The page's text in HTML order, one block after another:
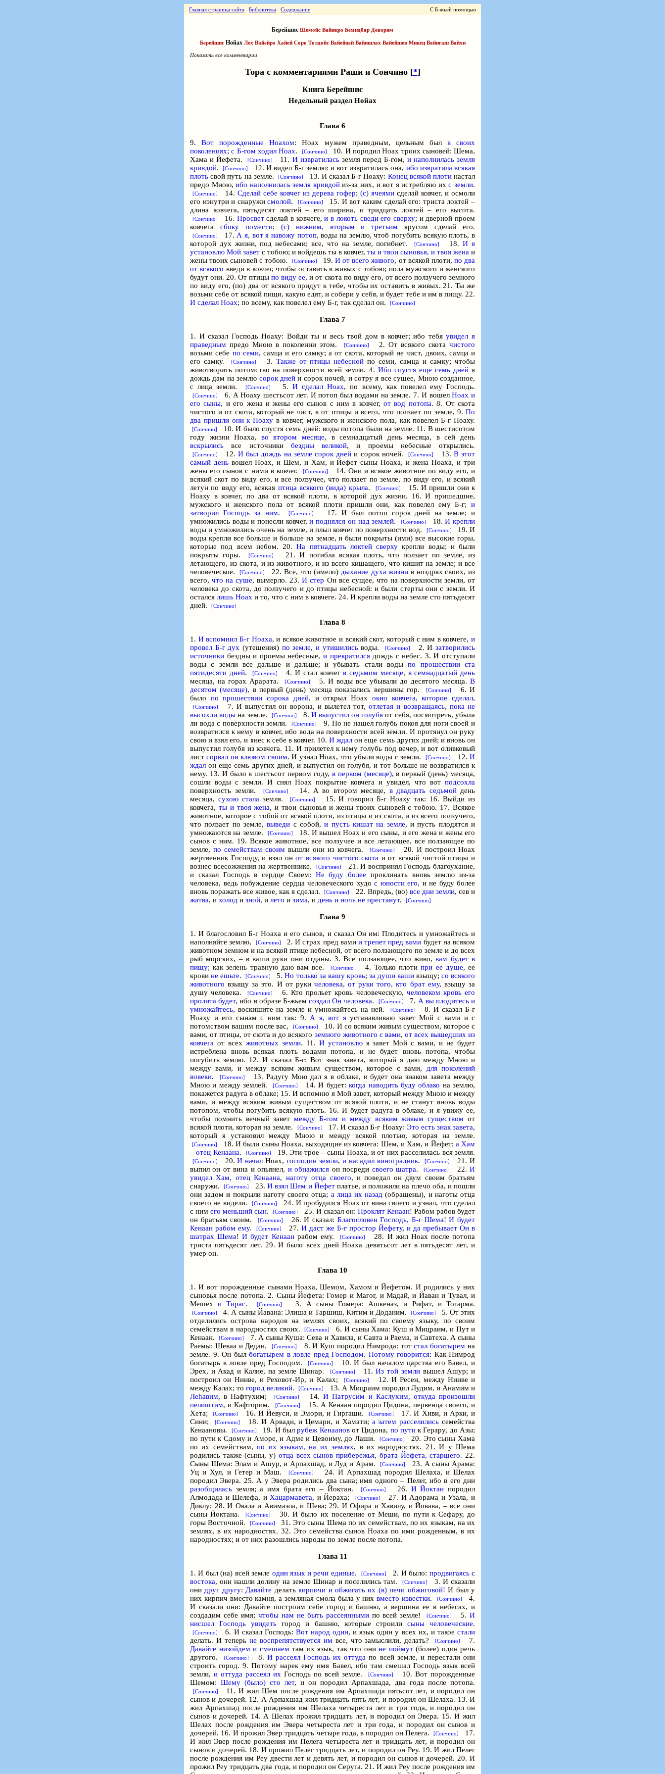
Главная страница сайта Библиотека Содержание С Б-жьей помощью
Берейшис Шемойс Вайикро Бемидбар Деворим
Берейшис Нойах Лех Вайейро Хайей Соро Толдойс Вайейцей Вайишлах Вайейшев Микец Вайигаш Вайхи
Показать все комментарии
Тора с комментариями Раши и Сончино [*]
Книга Берейшис
Недельный раздел Нойах
Глава 6
9.Вот порожденные Ноахом: Hoax мужем праведным, цельным был в своих
поколениях;с Б-гом ходил Hoax. [Сончино]
10. И породил Hoax троих сыновей: Шема,
Хама и Йефета.[Сончино] 11. И извратилась земля перед Б-гом, и наполнилась земля
кривдой.[Сончино] 12. И видел Б-гземлю: и вот извратилась она, ибо извратила всякая
плоть свой путь на земле.[Сончино] 13. И сказалБ-г Ноаху: Конец всякой плоти настал
предо Мною,ибо наполнилась земля кривдой из-за них, и вот я истребляю ихс земли.
[Сончино] 14. Сделай себе ковчег из дерева гофер; (с) ячеями сделай ковчег, и осмоли
его изнутри и снаружисмолой. [Сончино]
15. И вот каким сделай его: триста локтей –
длина ковчега, пятьдесят локтей – его ширина, и тридцать локтей – его высота.
[Сончино] 16. Просвет сделай в ковчеге,и в локоть сведи его сверху; и дверной проем
ковчега сбоку помести; (с) нижним, вторым и третьим ярусом сделай его.
[Сончино] 17. А я, вот я навожу потоп, воды на землю, чтоб погубить всякую плоть, в
которой дух жизни, под небесами; все, что на земле, погибнет.
[Сончино] 18.И я
установлю Мой завет с тобою; и войдешь ты в ковчег, ты и твои сыновья, и твоя жена и
жены твоих сыновей с тобою.
[Сончино] 19.И от всего живого, от всякой плоти, по два
от всякого введи в ковчег, чтобы оставить в живых с тобою; пола мужского и женского
будут они. 20. Oт птицы по виду ее, и от скота по виду его, от всего ползучего земного
по виду его, (по) два от всякого придут к тебе, чтобы их оставить в живых. 21. Ты же
возьми себе от всякой пищи, какую едят, и собери у себя, и будет тебе и им в пищу. 22.
И сделал Hoax; по всему, как повелел ему Б-г, так сделал он. [Сончино]
Глава 7
1. И сказал Господь Ноаху: Войди ты и весь твой дом в ковчег; ибо тебяувидел я
праведным предо Мною в поколении этом. [Сончино] 2. От всякого скотачистого
возьми себе по семи, самца и его самку; а от скота, который не чист, двоих, самца и
его самку.
[Сончино] 3. Также от птицы небесной по семи, самца и самку; чтобы
животворить потомство на поверхности всей земли. 4. Ибо спустя еще семь дней я
дождь дам на землю сорок дней и сорок ночей, и сотру я все сущее, Мною созданное,
с лица земли.
[Сончино] 5. И сделал Hoax, по всему, как повелел ему Господь.
[Сончино] 6. А Ноаху шестьсот лет. И потоп был водами на земле. 7. И вошелHoax и
его сыны, и его жена и жены его сынов с ним в ковчег,от вод потопа. 8. От скота
чистого и от скота, который не чист, в от птицы и всего, что ползает по земле, 9. По
два пришли они к Ноаху в ковчег, мужского и женского пола, как повелелБ-г Ноаху.
[Сончино]
10. И было спустя семь дней: воды потопа были на земле. 11. В шестисотом
году жизни Ноаха, во втором месяце, в семнадцатый день месяца, в сей день
вскрылись
все источники бездны великой, и проемы небесные открылись.
[Сончино] 12. И был дождь на земле сорок дней и сорок ночей.[Сончино] 13. В этот
самый день вошел Hoax, и Шем, и Хам, и Йефет сыны Ноаха, и жена Ноаха, и три
жены его сынов с ними в ковчег.[Сончино]
14. Они и всякое животное по виду его, и
всякий скот по виду его, и все ползучее, что ползает по земле, по виду его, и всякий
летун по виду его, всякая птица всякого (вида) крыла. [Сончино]
15. И пришли они к
Ноаху в ковчег, по два от всякой плоти, в которой дух жизни. 16. И пришедшие,
мужского и женского пола от всякой плоти пришли они, как повелел емуБ-г;и
затворил Господь за ним.[Сончино]
17. И был потоп сорок дней на земле; и
умножились воды и понесли ковчег,и поднялся он над землей. [Сончино] 18.И крепли
воды и умножились очень на земле, и плыл ковчег по поверхности вод.
[Сончино]
19. И
воды крепли все больше и больше на земле, и были покрыты (ими) все высокие горы,
которые под всем небом. 20.На пятнадцать локтей сверху крепли воды; и были
покрыты горы.[Сончино]
21. И погибла всякая плоть, что ползает по земле, из
летающего, из скота, и из животного, и из всего кишащего, что кишит на земле; и все
человеческое.[Сончино] 22. Все, что (имело) дыхание духа жизни в ноздрях своих, из
всего,что на суше, вымерло. 23.И стер Он все сущее, что на поверхности земли, от
человека до скота, до ползучего и до птицы небесной: и были стерты они с земли. И
остался лишь Hoax и то, что с ним в ковчеге. 24. И крепли воды на земле сто пятьдесят
дней.
[Сончино]
Глава 8
1. И вспомнил Б-г Ноаха, и всякое животное и всякий скот, который с ним в ковчеге, и
провел Б-гдух (утешения) по земле,и утишились воды. [Сончино] 2. Изатворились
источники бездны и проемы небесные, и прекратился дождь с небес. 3. И отступали
воды с земли все дальше и дальше; и убывать стали водыпо прошествии ста
пятидесяти дней.[Сончино] 4. И стал ковчегв седьмом месяце, в семнадцатый день
месяца, на горах Арарата.
[Сончино] 5. И воды все убывали до десятого месяца. В
десятом (месяце), в первый (день) месяца показались вершины гор. [Сончино]
6. И
было по прошествии сорока дней, и открыл Hoax окно ковчега, которое сделал,
[Сончино] 7. И выпустил он ворона, и вылетел тот,отлетая и возвращаясь, пока не
высохли воды на земле. [Сончино] 8. И выпустил он голубя от себя, посмотреть, убыла
ли вода с поверхности земли.[Сончино]
9. Но не нашел голубь покоя для ноги своей и
возвратился к нему в ковчег, ибо вода на поверхности всей земли. И протянул он руку
свою и взял его, и внес к себе в ковчег. 10.И ждал он еще семь других дней; и вновь он
выпустил голубя из ковчега. 11. И прилетел к нему голубь под вечер, и вот оливковый
листсорвал он клювом своим. И узнал Hoax, что убыли воды с земли.[Сончино] 12.И
ждал он еще семь других дней, и выпустил он голубя, и тот больше не возвратился к
нему. 13. И было в шестьсот первом году, в первом (месяце), в первый (день) месяца,
сошли воды с земли. И снял Hoax покрытие ковчега и увидел, что вот подсохла
поверхность земли.
[Сончино] 14. А во втором месяце, в двадцать седьмой день
месяца, сухою стала земля. [Сончино] 15. И говорилБ-г Ноаху так: 16. Выйди из
ковчега, ты и твоя жена, и твои сыновья и жены твоих сыновей с тобою. 17. Всякое
животное, которое с тобой от всякой плоти, из птицы и из скота, и из всего ползучего,
что ползает по земле,выведи с собой,и пусть кишат на земле, и пусть плодятся и
умножаются на земле.
[Сончино]
18. И вышел Hoax и его сыны, и его жена и жены его
сынов с ним. 19. Всякое животное, все ползучее и все летающее, все ползающее по
земле,по семействам своим вышли они из ковчега. [Сончино]
20. И построил Hoax
жертвенник Господу, и взял онот всякого чистого скота и от всякой чистой птицы и
вознес всесожжения на жертвеннике.
[Сончино]
21. И воспринял Господь благоухание,
и сказал Господь в сердце Своем: Не буду более
проклинать вновь землю из-за
человека, ведь побуждение сердца человеческого худо с юности его, и не буду более
вновь поражать все живое, как я сделал.[Сончино] 22. Впредь, (во) все дни земли, сев и
жатва, и холод и зной, и лето и зима, и день и ночь не престанут. [Сончино]
Глава 9
1. И благословилБ-г Ноаха и его сынов, и сказал Он им: Плодитесь и умножайтесь и
наполняйте землю,
[Сончино] 2. И страх пред вами и трепет пред вами будет на всяком
животном земном и на всякой птице небесной, от всего ползающего по земле и до всех
рыб морских, – в ваши руки они отданы. 3. Все ползающее, что живо,вам будет в
пищу; как зелень травную даю вам все. [Сончино] 4. Только плотипри ее душе, ее
кровине ешьте.[Сончино] 5.Но только за вашу кровь; за души ваши взыщу;со всякого
животного взыщу за этo. И от руки человека,от руки того, кто брат ему, взыщу за
душу человека.[Сончино] 6. Кто прольет кровь человеческую, человеком кровь его
пролита будет, ибо в образе Б-жьемсоздал Он человека. [Сончино] 7. А вы плодитесь и
умножайтесь, воскишите на земле и умножайтесь на ней. [Сончино] 8. И сказал Б-г
Ноаху и его сынам с ним так: 9. А я, вот я устанавливаю завет Мой с вами и с
потомством вашим после вас,
[Сончино]
10. И со всяким живым существом, которое с
вами, от птицы, от скота и до всякого земного животного с вами, от всех вышедших из
ковчега от всех животных земли. 11. И установлю я завет Мой с вами, и не будет
истреблена вновь всякая плоть водами потопа, и не будет вновь потопа, чтобы
погубить землю. 12. И сказал Б-г: Вот знак завета, который я даю между Мною и
между вами, и между всяким живым существом, которое с вами, для поколений
вовеки. [Сончино]
13. Радугу Мою дал я в облаке, и будет она знаком завета между
Мною и между землей.
[Сончино] 14. И будет:когда наводить буду облако на землю,
покажется радуга в облаке; 15. И вспомню я Мой завет, который между Мною и между
вами, и между всяким живым существом от всякой плоти, и не станут вновь воды
потопом, чтобы погубить всякую плоть. 16. И будет радуга в облаке, и я увижу ее,
чтобы помнить вечный заветмеждуБ-гом и между всяким живым существом от
всякой плоти, которая на земле.
[Сончино] 17. И сказалБ-г Ноаху: Это есть знак завета,
который я установил между Мною и между всякой плотью, которая на земле.
[Сончино] 18. И были сыны Ноаха, выходящие из ковчега: Шем, и Хам, и Йефет; а Хам
– отец Кенаана. [Сончино] 19. Эти трое – сыны Ноаха, и от них расселилась вся земля.
[Сончино] 20.И начал Hoax,господин земли, и насадил виноградник.[Сончино]
21. И
выпил он от вина и опьянел, и обнажился он посреди своего шатра.[Сончино] 22.И
увидел Хам, отец Кенаана, наготу отца своего, и поведал он двум своим братьям
снаружи.[Сончино] 23.И взял Шем и Йефет платье, и положили на плечо оба, и пошли
они задом и покрыли наготу своего отца; а лица их назад (обращены), и наготы отца
своего не видели.
[Сончино]
24. И пробудился Hoax от вина своего и узнал, что сделал
с нимего меньший сын.[Сончино] 25. И сказал он: Проклят Кенаан! Рабом рабов будет
он братьям своим.
[Сончино] 26. И сказал: Благословен Господь,Б-г Шема!И будет
Кенаан рабом ему. [Сончино] 27. И даст же Б-г простор Йефету, и да пребывает Он в
шатрах Шема!И будет Кенаан рабом ему. [Сончино]
28. И жил Hoax после потопа
триста пятьдесят лет. 29. И было всех дней Ноаха девятьсот лет в пятьдесят лет, и
умер он.
Глава 10
1. И вот порожденные сынами Ноаха, Шемом, Хамом и Йефетом. И родились у них
сыновья после потопа. 2. Сыны Йефета: Гомер и Магог, и Мадай, и Йаван и Тувал, и
Мешехи Тирас. [Сончино] 3. А сыны Гомера: Ашкеназ, и Рифат, и Тогарма.
[Сончино] 4. А сыны Йавана: Элиша и Таршиш, Китим и Доданим. [Сончино]
5. От этих
отделились острова народов на землях своих, всякий по своему языку, по своим
семействам в народностях своих.[Сончино]
6. И сыны Хама: Куш и Мицраим, и Пут и
Кенаан.[Сончино]
7. А сыны Куша: Сева и Хавила, и Савта и Раема, и Савтеха. А сыны
Раемы: Шеваa и Дедан.[Сончино] 8. И Куш породил Нимрода: тотстал богатырем на
земле. 9. Он был богатырем в ловле пред Господом. Потому говорится: Как Нимрод
богатырь в лoвле пред Господом.
[Сончино]
10. И был началом царства его Бавел, и
Эрех, и Акад и Калне, на земле Шинар.
[Сончино] 11.Из той земли вышел Ашур; и
построил он Нинве, и Реховот-Ир, и Калах;
[Сончино]
12. И Ресен, между Нинве и
между Калах; тогород великий.[Сончино]
13. А Мицраим породил Лудим, и Анамим и
Леhавим, в Нафтухим; [Сончино] 14.И Патрусим и Каслухим, откуда произошли
пелиштим, и Кафторим. [Сончино]
15. А Кенаан породил Цидона, первенца своего, и
Хета;[Сончино] 16. И Йевуси, и Эмори, и Гиргаши. [Сончино]
17. И Хиви, и Арки, и
Сини;
[Сончино] 18. И Арвади, и Цемари, и Хамати; а затем расселились семейства
Кенаановы.
[Сончино] 19. И былрубеж Кенаанов от Цидона, по пути к Геpapy, до Азы;
по пути к Сдому и Аморе, и Адме и Цевоиму, до Лаши.
[Сончино]
20. Это сыны Хама
по их семействам,по их языкам, на их землях, в их народностях. 21. И у Шема
родились также (сыны, у) отца всех сынов прибережья, брата Йефета, старшего. 22.
Сыны Шема: Элам и Ашур, и Арпахшад, и Луд и Арам.
[Сончино]
23. А сыны Арама:
Уц и Хул, и Гетер и Маш.[Сончино]
24. И Арпахшад породил Шелаха, и Шелах
породил Эвера. 25. А у Эвера родились два сына; имя одного – Пелег, ибо в его дни
разобщилась земля; а имя брата его – Йоктан.[Сончино] 26. И Йоктан породил
Алмодада и Шелефа, и Хацармавета, и Йераха; [Сончино]
27. И Адорама и Узала, и
Диклу; 28. И Овала и Авимаэла, и Шева; 29. И Офира и Хавилу, и Йовава, – все они
сыны Йоктана.[Сончино]
30. И было их поселение от Меши, по пути к Сефару, до
горы Восточной.
[Сончино]
31. Это сыны Шема по их семействам, по их языкам, на их
землях, в их народностях. 32. Это семейства сынов Ноаха по ими рожденным, в их
народностях; и от них разошлись народы по земле после потопа.
Глава 11
1. И был (на) всей земле один язык и речи единые. [Сончино] 2. И было: продвигаясь с
востока, они нашли долину на земле Шинар и поселились там. [Сончино]
3. И сказали
они друг другу: Давайте делатькирпичи и обжигать их (в) печи обжиговой! И был у
них кирпич вместо камня, а земляная смола была у нихвместо известки. [Сончино]
4.
И сказали они: Давайте построим себе город и башню, а вершина ее в небесах, и
создадим себе имя; чтобы нам не быть рассеянными по всей земле![Сончино] 5. И
нисшел Господь увидеть
город и башню, которые строили сыны человеческие.
[Сончино] 6. И сказал Господь: Вот народ один, и язык один у всех их, и такоестали
делать. И теперь не воспрепятствуется им все, что замыслили, делать?[Сончино]
7.
Давайте низойдем и смешаем там их язык, так что они не поймут (более) один речь
другого.[Сончино] 8. И рассеял Господь их оттуда по всей земле, и перестали они
строить город. 9. Потому нарек ему имя Бавел, ибо там смешал Господь язык всей
земли, и оттуда рассеял их Господь по всей земле. [Сончино]
10. Вот порожденные
Шемом: Шему (было) сто лет, и он породил Арпахшада, два года после потопа.
[Сончино]
11. И жил Шем после рождения им Арпахшада пятьсот лет, и породил он
сынов и дочерей. 12. А Арпахшад жил тридцать пять лет, и породил он Шелаха. 13. И
жил Арпахшад после рождения им Шелаха четыреста лет и три года, и породил он
сынов и дочерей. 14. А Шелах прожил тридцать лет, и породил он Эвера. 15. И жил
Шелах после рождения им Эвера четыреста лет и три года, и породил он сынов и
дочерей. 16. И прожил Эвер тридцать четыре года, в породил он Пелега.[Сончино]
17.
И жил Эвер после рождения им Пелега четыреста лет и тридцать лет, и породил он
сынов и дочерей. 18. И прожил Пелег тридцать лет, и породил он Реу. 19. И жил Пелег
после рождения им Реу двести лет и девять лет, и породил он сынов и дочерей. 20. И
прожил Реу тридцать два года, и породил он Серуга. 21. И жил Реу после рождения им